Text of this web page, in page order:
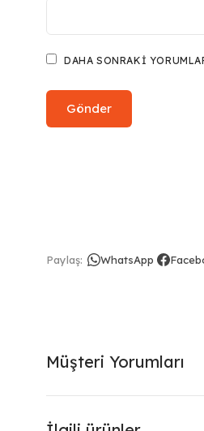
DAHA SONRAKI
Paylaş: WhatsApp
Müşteri Yorumları